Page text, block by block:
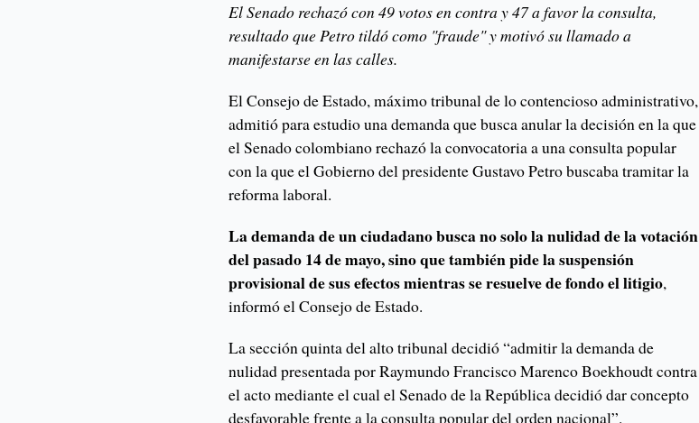
El Senado rechazó con 49 votos en contra y 47 a favor la consulta,
resultado que Petro tildó como "fraude" y motivó su llamado a
manifestarse en las calles.
El Consejo de Estado, máximo tribunal de lo contencioso administrativo,
admitió para estudio una demanda que busca anular la decisión en la que
el Senado colombiano rechazó la convocatoria a una consulta popular
con la que el Gobierno del presidente Gustavo Petro buscaba tramitar la
reforma laboral.
La demanda de un ciudadano busca no solo la nulidad de la votación
del pasado 14 de mayo, sino que también pide la suspensión
provisional de sus efectos mientras se resuelve de fondo el litigio,
informó el Consejo de Estado.
La sección quinta del alto tribunal decidió “admitir la demanda de
nulidad presentada por Raymundo Francisco Marenco Boekhoudt contra
el acto mediante el cual el Senado de la República decidió dar concepto
desfavorable frente a la consulta popular del orden nacional”.